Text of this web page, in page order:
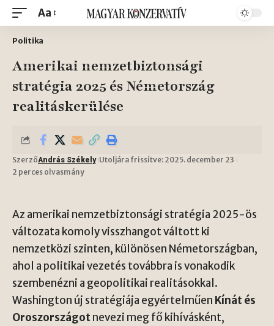
Aa
Politika
Amerikai nemzetbiztonsági
stratégia 2025 és Németország
realitáskerülése
SzerzőAndrás Székely Utoljára frissítve: 2025. december 23
2 perces olvasmány
Az amerikai nemzetbiztonsági stratégia 2025-ös
változata komoly visszhangot váltott ki
nemzetközi szinten, különösen Németországban,
ahol a politikai vezetés továbbra is vonakodik
szembenézni a geopolitikai realitásokkal.
Washington új stratégiája egyértelműen Kínát és
Oroszországotnevezi meg fő kihívásként,